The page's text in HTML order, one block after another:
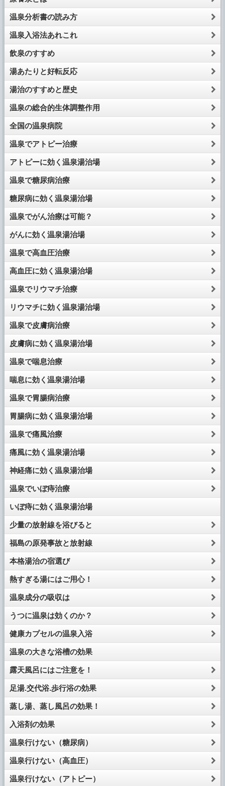
温泉分析書の読み方
温泉入浴法あれこれ
飲泉のすすめ
湯あたりと好転反応
湯治のすすめと歴史
温泉の総合的生体調整作用
全国の温泉病院
温泉でアトピー治療
アトピーに効く温泉湯治場
温泉で糖尿病治療
糖尿病に効く温泉湯治場
温泉でがん治療は可能？
がんに効く温泉湯治場
温泉で高血圧治療
高血圧に効く温泉湯治場
温泉でリウマチ治療
リウマチに効く温泉湯治場
温泉で皮膚病治療
皮膚病に効く温泉湯治場
温泉で喘息治療
喘息に効く温泉湯治場
温泉で胃腸病治療
胃腸病に効く温泉湯治場
温泉で痛風治療
痛風に効く温泉湯治場
神経痛に効く温泉湯治場
温泉でいぼ痔治療
いぼ痔に効く温泉湯治場
少量の放射線を浴びると
福島の原発事故と放射線
本格湯治の宿選び
熱すぎる湯にはご用心！
温泉成分の吸収は
うつに温泉は効くのか？
健康カプセルの温泉入浴
温泉の大きな浴槽の効果
露天風呂にはご注意を！
足湯.交代浴.歩行浴の効果
蒸し湯、蒸し風呂の効果！
入浴剤の効果
温泉行けない（糖尿病）
温泉行けない（高血圧）
温泉行けない（アトピー）